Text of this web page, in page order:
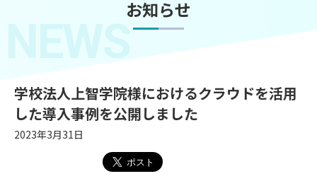
お知らせ
NEWS
学校法人上智学院様におけるクラウドを活用
した導入事例を公開しました
2023年3月31日